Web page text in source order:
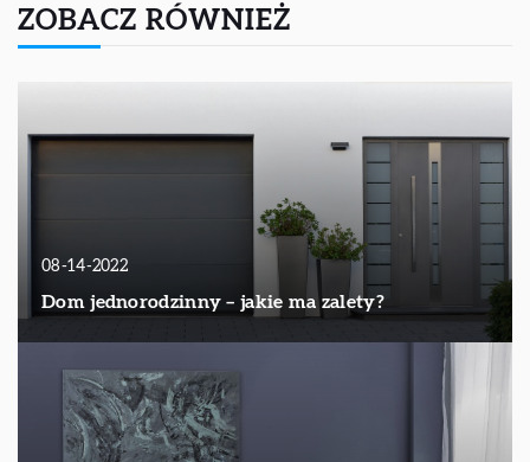
ZOBACZ RÓWNIEŻ
08-14-2022
Dom jednorodzinny – jakie ma zalety?